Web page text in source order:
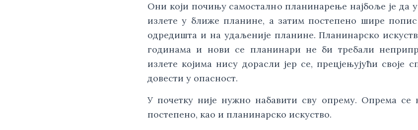
Они који почињу самостално планинарење најбоље је да
излете у ближе планине, а затим постепено шире попис
одредишта и на удаљеније планине. Планинарско
годинама и нови се планинари не би требали
излете којима нису дорасли јер се, прецјењујући своје
довести у опасност.
У почетку није нужно набавити сву опрему. Опрема се
постепено, као и планинарско искуство.